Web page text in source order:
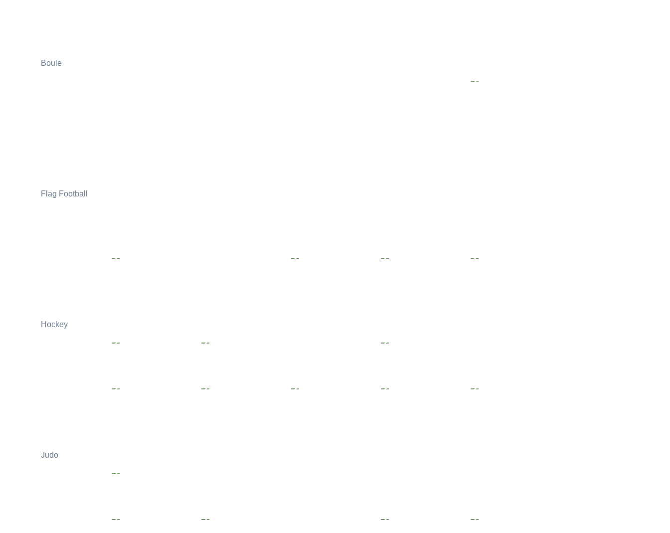
Boule
Flag Football
Hockey
Judo